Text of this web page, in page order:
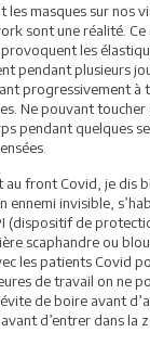
les masques sur nos
sont une réalité. Ce
les
pendant plusieurs
progressivement à
Ne pouvant
pendant quelques
au front Covid, je dis
ennemi invisible,
(dispositif de
scaphandre ou
les patients Covid
de travail on ne
de boire avant
d’entrer dans la